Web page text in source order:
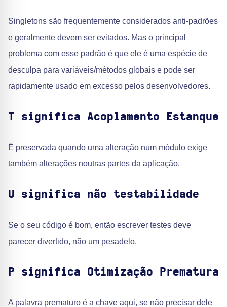
Singletons são frequentemente considerados anti-padrões
e geralmente devem ser evitados. Mas o principal
problema com esse padrão é que ele é uma espécie de
desculpa para variáveis/métodos globais e pode ser
rapidamente usado em excesso pelos desenvolvedores.
T significa Acoplamento Estanque
É preservada quando uma alteração num módulo exige
também alterações noutras partes da aplicação.
U significa não testabilidade
Se o seu código é bom, então escrever testes deve
parecer divertido, não um pesadelo.
P significa Otimização Prematura
A palavra prematuro é a chave aqui, se não precisar dele